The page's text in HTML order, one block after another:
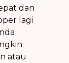
dan
lagi
atau